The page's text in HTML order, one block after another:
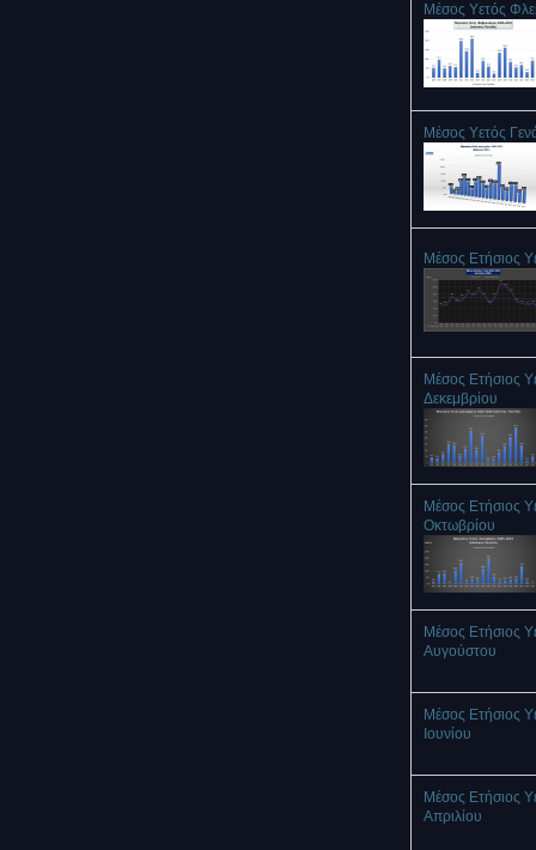
Μέσος Υετός
Μέσος Υετός
Μέσος Ετήσιος
Μέσος Ετήσιος
Δεκεμβρίου
Μέσος Ετήσιος
Οκτωβρίου
Μέσος Ετήσιος
Αυγούστου
Μέσος Ετήσιος
Ιουνίου
Μέσος Ετήσιος
Απριλίου